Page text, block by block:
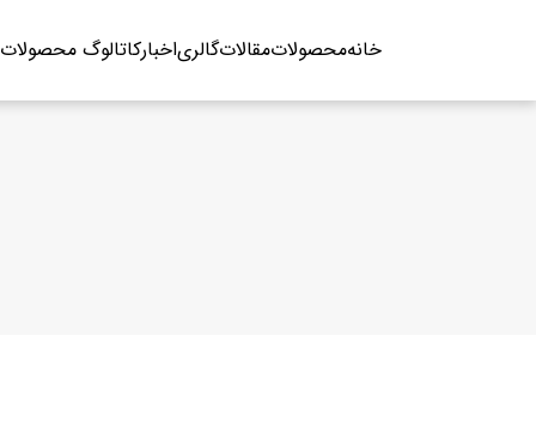
خانهمحصولاتمقالاتگالریاخبارکاتالوگ محصولات